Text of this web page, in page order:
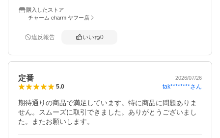
購入したストア
チャーム charm ヤフー店
違反報告 いいね0
定番 2026/07/26
5.0 tak********さん
期待通りの商品で満足しています。特に商品に問題ありま
せん。スムーズに取引できました。ありがとうございまし
た。またお願いします。